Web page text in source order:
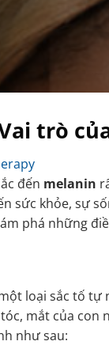
trò
đến melanin
sức khỏe, sự
phá những
loại sắc tố tự
mắt của con
như sau: